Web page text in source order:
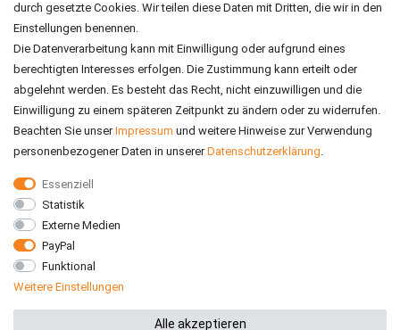
VERSAND
*Alle Preise inkl. gesetzlicher MwSt. zzgl. Versandkosten
durch gesetzte Cookies. Wir teilen diese Daten mit Dritten, die wir in den
Einstellungen benennen.
Die Datenverarbeitung kann mit Einwilligung oder aufgrund eines
berechtigten Interesses erfolgen. Die Zustimmung kann erteilt oder
abgelehnt werden. Es besteht das Recht, nicht einzuwilligen und die
Einwilligung zu einem späteren Zeitpunkt zu ändern oder zu widerrufen.
Beachten Sie unserImpressum und weitere Hinweise zur Verwendung
personenbezogener Daten in unsererDaten­schutz­erklärung.
Essenziell
Statistik
Externe Medien
PayPal
Funktional
Weitere Einstellungen
Alle akzeptieren